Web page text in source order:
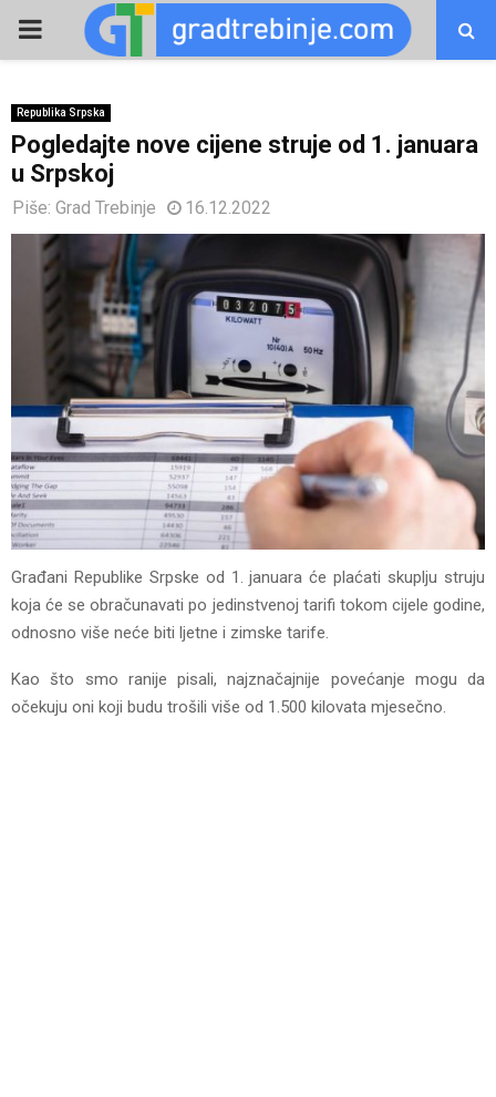
PRIMARY
Republika Srpska
Pogledajte nove cijene struje od 1. januara
u Srpskoj
Piše: Grad Trebinje 16.12.2022
Građani Republike Srpske od 1. januara će plaćati skuplju struju
koja će se obračunavati po jedinstvenoj tarifi tokom cijele godine,
odnosno više neće biti ljetne i zimske tarife.
Kao što smo ranije pisali, najznačajnije povećanje mogu da
očekuju oni koji budu trošili više od 1.500 kilovata mjesečno.